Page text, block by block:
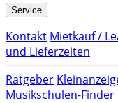
Service
Kontakt Mietkauf /
und Lieferzeiten
Ratgeber
Musikschulen-Finder